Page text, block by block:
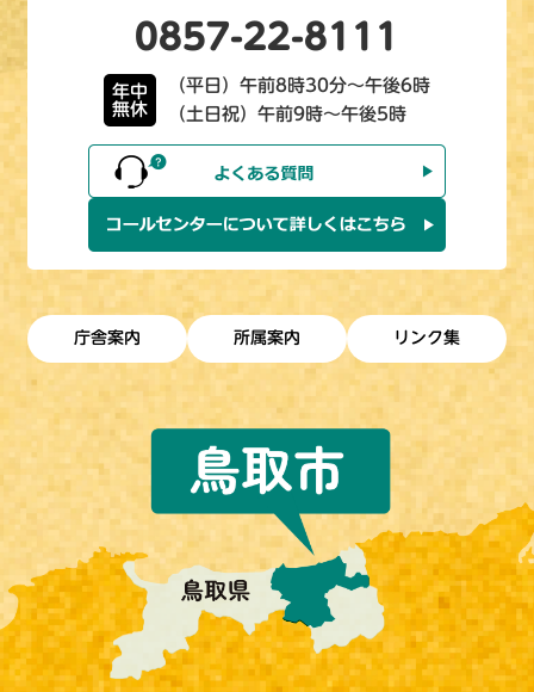
0857-22-8111
年中
無休
（平日）午前8時30分～午後6時
（土日祝）午前9時～午後5時
庁舎案内 所属案内 リンク集